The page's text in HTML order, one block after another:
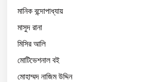
মানিক বন্দোপাধ্যায়
মাসুদ রানা
মিসির আলি
মোটিভেশনাল বই
মোহাম্মদ নাজিম উদ্দিন